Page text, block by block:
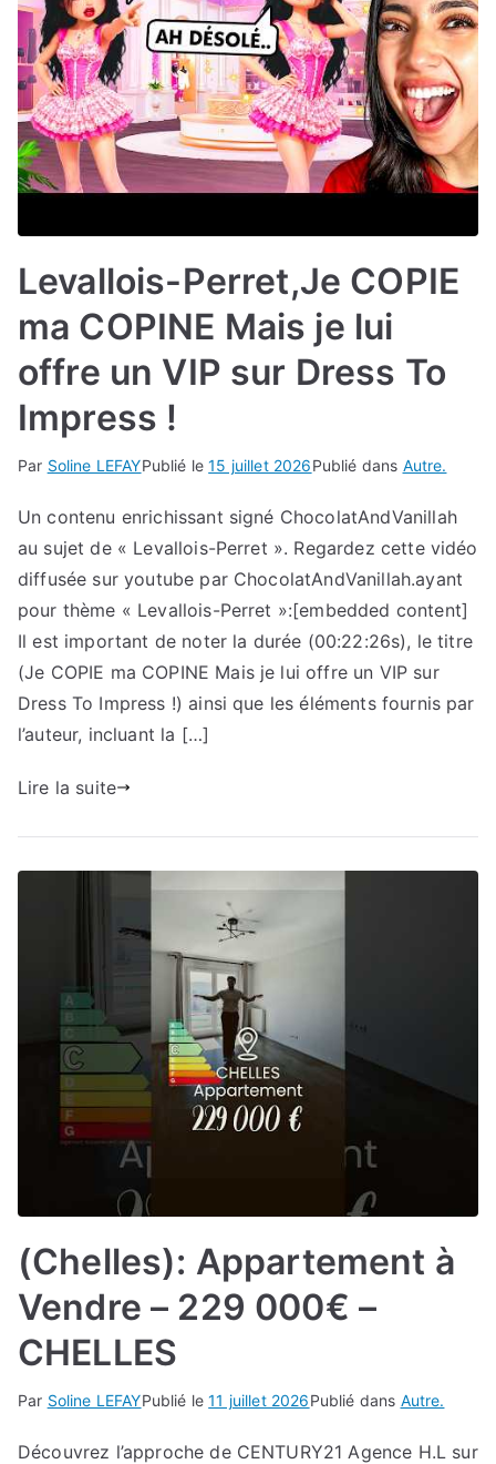
Levallois-Perret,Je COPIE
ma COPINE Mais je lui
offre un VIP sur Dress To
Impress !
Par Soline LEFAYPublié le15 juillet 2026Publié dans Autre.
Un contenu enrichissant signé ChocolatAndVanillah
au sujet de « Levallois-Perret ». Regardez cette vidéo
diffusée sur youtube par ChocolatAndVanillah.ayant
pour thème « Levallois-Perret »:[embedded content]
Il est important de noter la durée (00:22:26s), le titre
(Je COPIE ma COPINE Mais je lui offre un VIP sur
Dress To Impress !) ainsi que les éléments fournis par
l’auteur, incluant la […]
Lire la suite
(Chelles): Appartement à
Vendre – 229 000€ –
CHELLES
Par Soline LEFAYPublié le11 juillet 2026Publié dans Autre.
Découvrez l’approche de CENTURY21 Agence H.L sur